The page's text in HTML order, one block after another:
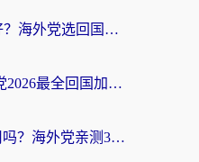
ChickCN和章鱼哪个好？海外党选回国加速器的3个关键维度 + 实用避坑指南
中国VPN评测：海外党2026最全回国加速器选择指南，告别地区限制不踩坑
雷神手游和hi龟龟好用吗？海外党亲测3款回国加速器，教你选对国外到国内加速器